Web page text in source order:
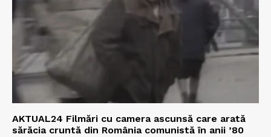
AKTUAL24 Filmări cu camera ascunsă care arată
sărăcia cruntă din România comunistă în anii ’80